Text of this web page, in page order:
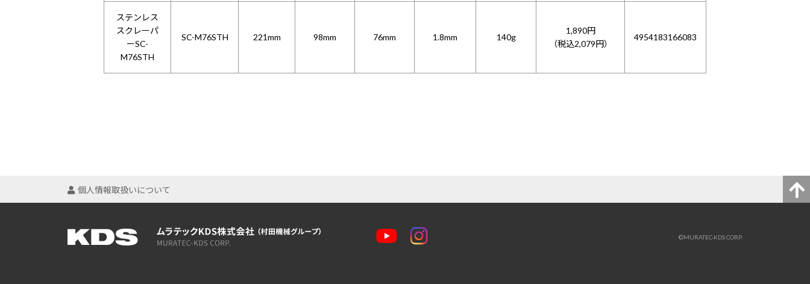
ステンレス
スクレーパ
ーSC-
M76STH
SC-M76STH 221mm 98mm 76mm 1.8mm 140g
1,890円
（税込2,079円）
4954183166083
個人情報取扱いについて
©MURATEC-KDS CORP.